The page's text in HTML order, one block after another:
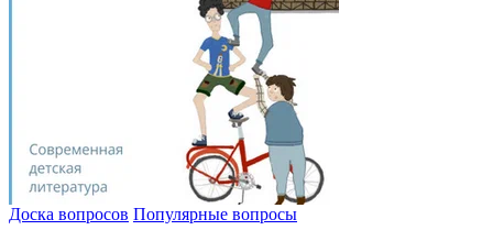
Доска вопросов Популярные вопросы